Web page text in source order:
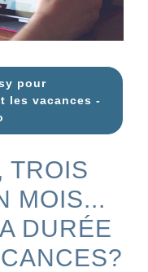
pour
les vacances -
TROIS
MOIS...
DURÉE